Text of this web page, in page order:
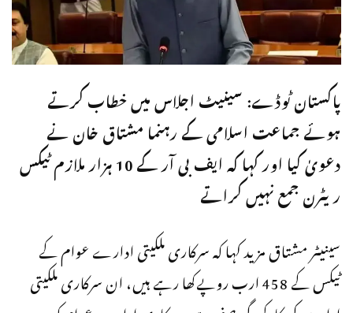
پاکستان ٹوڈے: سینیٹ اجلاس میں خطاب کرتے
ہوئے جماعت اسلامی کے رہنما مشتاق خان نے
دعویٰ کیا اور کہا کہ ایف بی آر کے 10 ہزار ملازم ٹیکس
ریٹرن جمع نہیں کراتے
سینیٹر مشتاق مزید کہا کہ سرکاری ملکیتی ادارے عوام کے
ٹیکس کے 458 ارب روپےکھا رہے ہیں، ان سرکاری ملکیتی